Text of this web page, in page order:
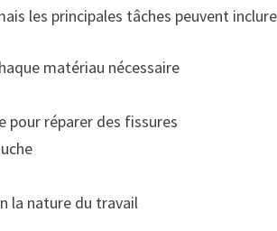
les principales tâches peuvent
matériau nécessaire
pour réparer des fissures
la nature du travail